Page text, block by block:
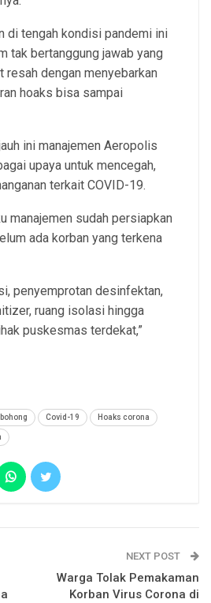
di tengah kondisi pandemi ini
tak bertanggung jawab yang
resah dengan menyebarkan
hoaks bisa sampai
ini manajemen Aeropolis
upaya untuk mencegah,
terkait COVID-19.
manajemen sudah persiapkan
ada korban yang terkena
penyemprotan desinfektan,
ruang isolasi hingga
puskesmas terdekat,”
Covid-19 Hoaks corona
NEXT POST
Warga Tolak Pemakaman
Korban Virus Corona di